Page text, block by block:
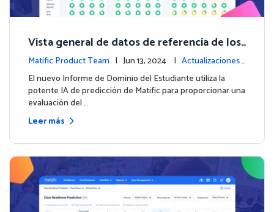
Vista general de datos de referencia de los
estudiantes con el nuevo Informe de Domi
nio del Estudiante
Matific Product Team | Jun 13, 2024 | Actualizaciones
de la plataforma
El nuevo Informe de Dominio del Estudiante utiliza la
potente IA de predicción de Matific para proporcionar una
evaluación del …
Leer más